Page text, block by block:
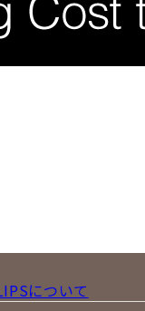
について